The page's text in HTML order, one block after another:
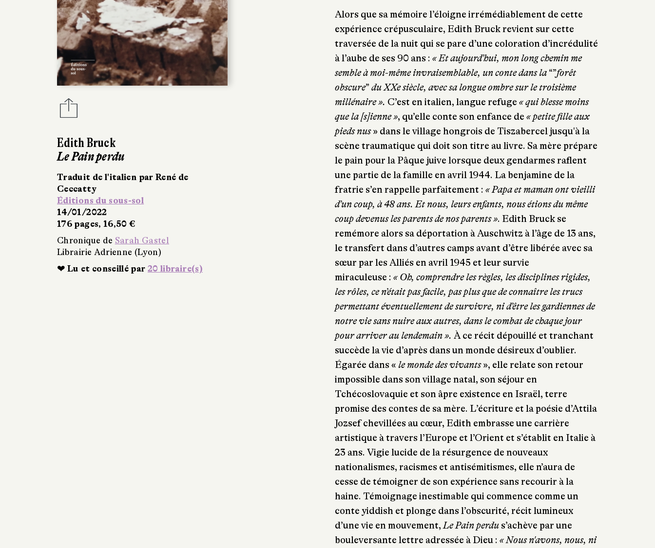
Edith Bruck
Le Pain perdu
Traduit de l'italien par René de
Ceccatty
Éditions du sous-sol
14/01/2022
176 pages, 16,50 €
Chronique de Sarah Gastel
Librairie Adrienne (Lyon)
❤ Lu et conseillé par 20 libraire(s)
Alors que sa mémoire l’éloigne irrémédiablement de cette
expérience crépusculaire, Edith Bruck revient sur cette
traversée de la nuit qui se pare d’une coloration d’incrédulité
à l’aube de ses 90 ans : « Et aujourd’hui, mon long chemin me
semble à moi-même invraisemblable, un conte dans la “”forêt
obscure” du XXe siècle, avec sa longue ombre sur le troisième
millénaire ». C’est en italien, langue refuge « qui blesse moins
que la [s]ienne », qu’elle conte son enfance de « petite fille aux
pieds nus» dans le village hongrois de Tiszabercel jusqu'à la
scène traumatique qui doit son titre au livre. Sa mère prépare
le pain pour la Pâque juive lorsque deux gendarmes raflent
une partie de la famille en avril 1944. La benjamine de la
fratrie s’en rappelle parfaitement : « Papa et maman ont vieilli
d’un coup, à 48 ans. Et nous, leurs enfants, nous étions du même
coup devenus les parents de nos parents». Edith Bruck se
remémore alors sa déportation à Auschwitz à l’âge de 13 ans,
le transfert dans d’autres camps avant d’être libérée avec sa
sœur par les Alliés en avril 1945 et leur survie
miraculeuse : « Oh, comprendre les règles, les disciplines rigides,
les rôles, ce n’était pas facile, pas plus que de connaître les trucs
permettant éventuellement de survivre, ni d’être les gardiennes de
notre vie sans nuire aux autres, dans le combat de chaque jour
pour arriver au lendemain ». À ce récit dépouillé et tranchant
succède la vie d’après dans un monde désireux d’oublier.
Égarée dans « le monde des vivants», elle relate son retour
impossible dans son village natal, son séjour en
Tchécoslovaquie et son âpre existence en Israël, terre
promise des contes de sa mère. L’écriture et la poésie d’Attila
Jozsef chevillées au cœur, Edith embrasse une carrière
artistique à travers l’Europe et l’Orient et s’établit en Italie à
23 ans. Vigie lucide de la résurgence de nouveaux
nationalismes, racismes et antisémitismes, elle n’aura de
cesse de témoigner de son expérience sans recourir à la
haine. Témoignage inestimable qui commence comme un
conte yiddish et plonge dans l’obscurité, récit lumineux
d’une vie en mouvement,Le Pain perdu s’achève par une
bouleversante lettre adressée à Dieu : «Nous n'avons, nous, ni